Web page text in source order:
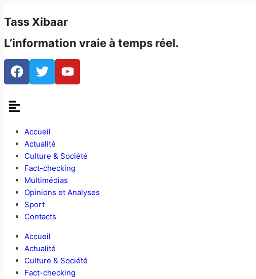
Tass Xibaar
L’information vraieà temps réel.
Accueil
Actualité
Culture & Société
Fact-checking
Multimédias
Opinions et Analyses
Sport
Contacts
Accueil
Actualité
Culture & Société
Fact-checking